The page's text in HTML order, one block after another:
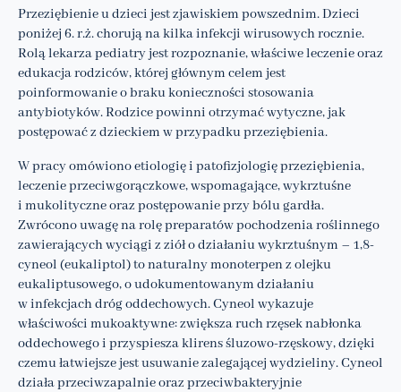
Przeziębienie u dzieci jest zjawiskiem powszednim. Dzieci
poniżej 6. r.ż. chorują na kilka infekcji wirusowych rocznie.
Rolą lekarza pediatry jest rozpoznanie, właściwe leczenie oraz
edukacja rodziców, której głównym celem jest
poinformowanie o braku konieczności stosowania
antybiotyków. Rodzice powinni otrzymać wytyczne, jak
postępować z dzieckiem w przypadku przeziębienia.
W pracy omówiono etiologię i patofizjologię przeziębienia,
leczenie przeciwgorączkowe, wspomagające, wykrztuśne
i mukolityczne oraz postępowanie przy bólu gardła.
Zwrócono uwagę na rolę preparatów pochodzenia roślinnego
zawierających wyciągi z ziół o działaniu wykrztuśnym – 1,8-
cyneol (eukaliptol) to naturalny monoterpen z olejku
eukaliptusowego, o udokumentowanym działaniu
w infekcjach dróg oddechowych. Cyneol wykazuje
właściwości mukoaktywne: zwiększa ruch rzęsek nabłonka
oddechowego i przyspiesza klirens śluzowo-rzęskowy, dzięki
czemu łatwiejsze jest usuwanie zalegającej wydzieliny. Cyneol
działa przeciwzapalnie oraz przeciwbakteryjnie